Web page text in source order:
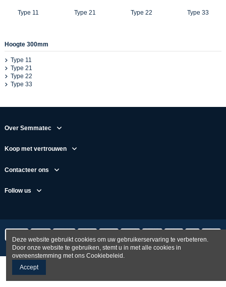
Type 11 Type 21 Type 22 Type 33
Hoogte 300mm
Type 11
Type 21
Type 22
Type 33
Over Semmatec
Koop met vertrouwen
Contacteer ons
Follow us
Deze website gebruikt cookies om uw gebruikerservaring te verbeteren.
Door onze website te gebruiken, stemt u in met alle cookies in
overeenstemming met ons Cookiebeleid.
Accept